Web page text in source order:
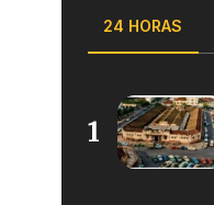
24 HORAS
1